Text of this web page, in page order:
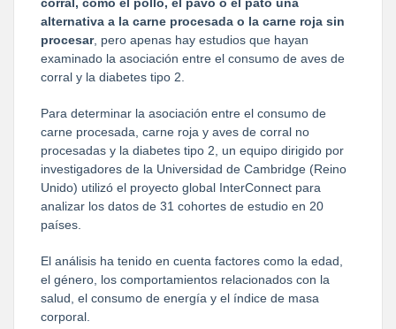
alternativa a la carne procesada o la carne roja sin
procesar, pero apenas hay estudios que hayan
examinado la asociación entre el consumo de aves de
corral y la diabetes tipo 2.
Para determinar la asociación entre el consumo de
carne procesada, carne roja y aves de corral no
procesadas y la diabetes tipo 2, un equipo dirigido por
investigadores de la Universidad de Cambridge (Reino
Unido) utilizó el proyecto global InterConnect para
analizar los datos de 31 cohortes de estudio en 20
países.
El análisis ha tenido en cuenta factores como la edad,
el género, los comportamientos relacionados con la
salud, el consumo de energía y el índice de masa
corporal.